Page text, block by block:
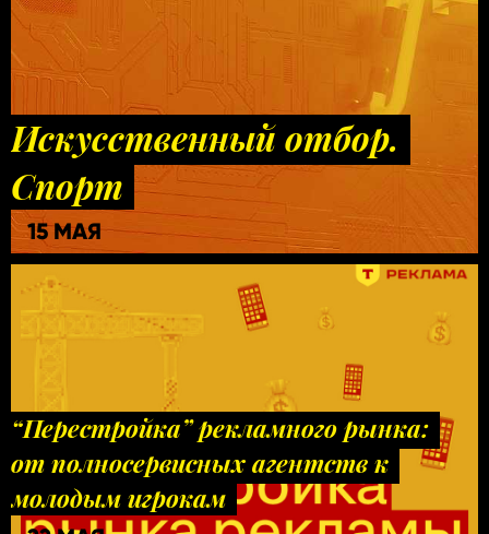
Искусственный отбор.
Спорт
15 МАЯ
“Перестройка” рекламного рынка:
от полносервисных агентств к
молодым игрокам